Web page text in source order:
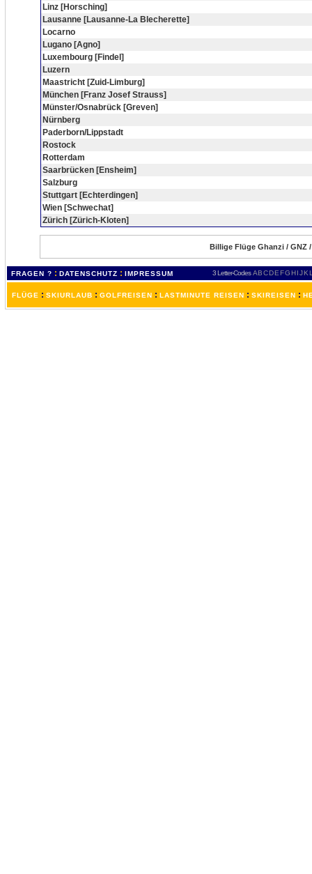
Linz [Horsching]
Lausanne [Lausanne-La Blecherette]
Locarno
Lugano [Agno]
Luxembourg [Findel]
Luzern
Maastricht [Zuid-Limburg]
München [Franz Josef Strauss]
Münster/Osnabrück [Greven]
Nürnberg
Paderborn/Lippstadt
Rostock
Rotterdam
Saarbrücken [Ensheim]
Salzburg
Stuttgart [Echterdingen]
Wien [Schwechat]
Zürich [Zürich-Kloten]
Billige Flüge Ghanzi / GNZ
FRAGEN ? : DATENSCHUTZ : IMPRESSUM 3 Letter-Codes ABCDEFGH IJKL
FLÜGE : SKIURLAUB : GOLFREISEN : LASTMINUTE REISEN : SKIREISEN :